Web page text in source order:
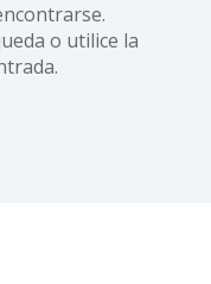
o utilice la